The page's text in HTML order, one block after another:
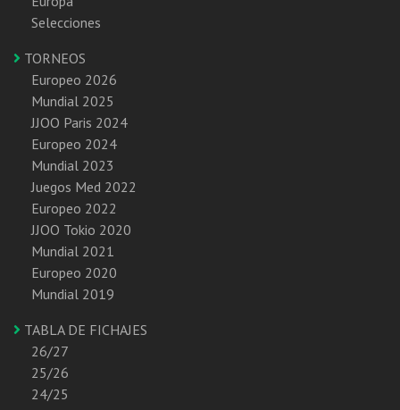
Selecciones
TORNEOS
Europeo 2026
Mundial 2025
JJOO Paris 2024
Europeo 2024
Mundial 2023
Juegos Med 2022
Europeo 2022
JJOO Tokio 2020
Mundial 2021
Europeo 2020
Mundial 2019
TABLA DE FICHAJES
26/27
25/26
24/25